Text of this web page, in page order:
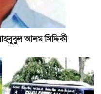
আলম সিদ্দিকী